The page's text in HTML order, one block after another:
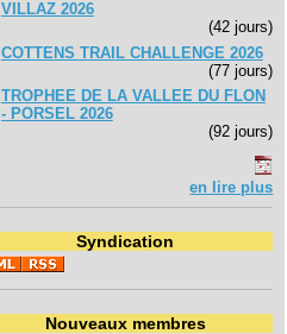
VILLAZ 2026
(42 jours)
COTTENS TRAIL CHALLENGE 2026
(77 jours)
TROPHEE DE LA VALLEE DU FLON
- PORSEL 2026
(92 jours)
en lire plus
Syndication
Nouveaux membres